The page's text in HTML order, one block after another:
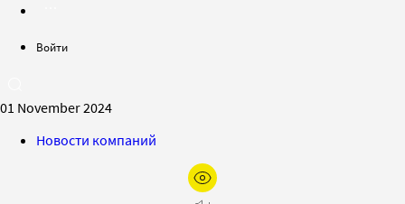
Войти
01 November 2024
Новости компаний